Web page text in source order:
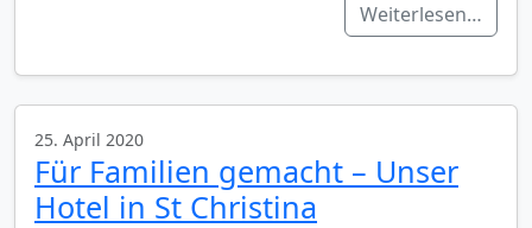
Weiterlesen…
25. April 2020
Für Familien gemacht – Unser
Hotel in St Christina